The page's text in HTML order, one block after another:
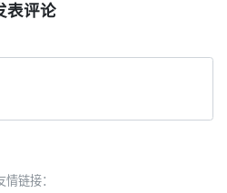
表评论
情链接：